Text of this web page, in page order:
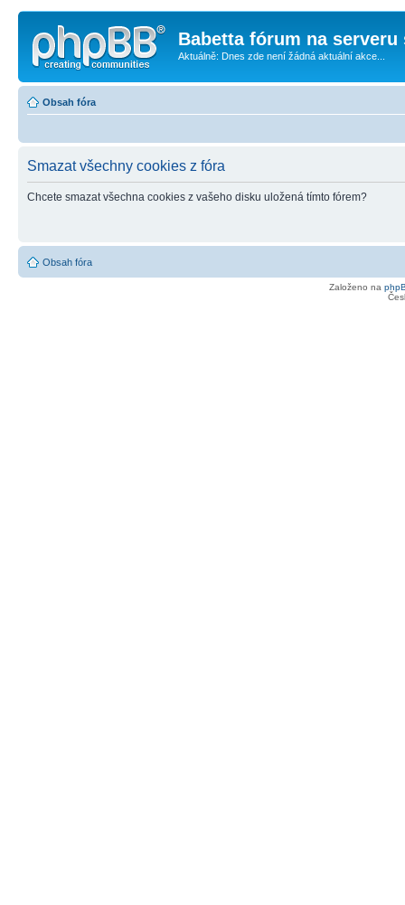
Babetta fórum na serveru
Aktuálně: Dnes zde není žádná aktuální akce...
Obsah fóra
Smazat všechny cookies z fóra
Chcete smazat všechna cookies z vašeho disku uložená tímto fórem?
Obsah fóra
Založeno na